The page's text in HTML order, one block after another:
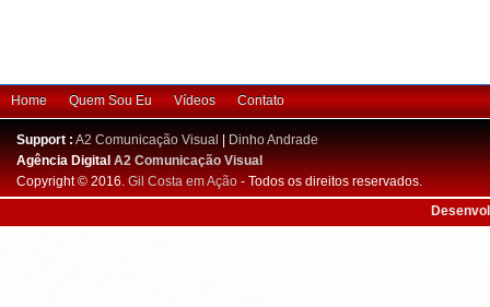
Home Quem Sou Eu Vídeos Contato
Support : A2 Comunicação Visual
Dinho Andrade
Agência DigitalA2 Comunicação Visual
Copyright © 2016. Gil Costa em Ação - Todos os direitos reservados.